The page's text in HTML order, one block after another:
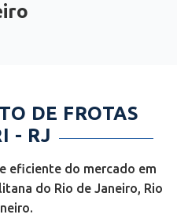
DE FROTAS
- RJ
eficiente do mercado em
do Rio de Janeiro, Rio